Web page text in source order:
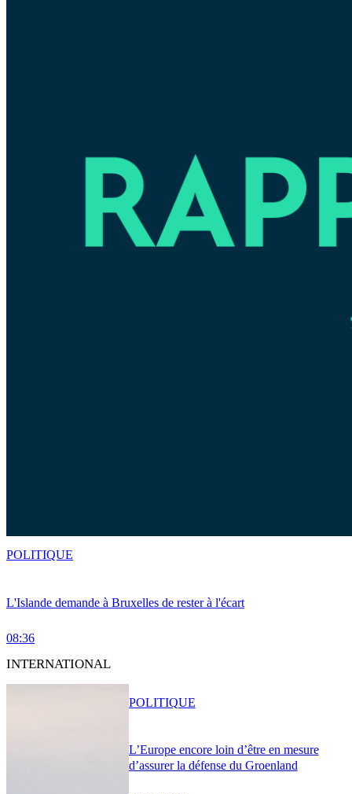
L'Islande demande à Bruxelles de rester à l'écart
08:36
POLITIQUE
INTERNATIONAL
L’Europe encore loin d’être en mesure
d’assurer la défense du Groenland
POLITIQUE